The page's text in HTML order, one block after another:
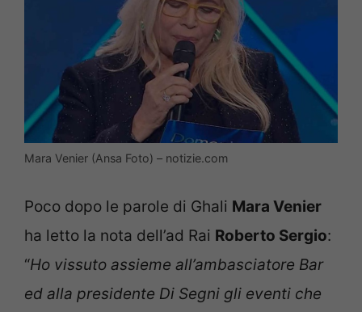
Mara Venier (Ansa Foto) – notizie.com
Poco dopo le parole di Ghali Mara Venier
ha letto la nota dell’ad Rai Roberto Sergio:
“Ho vissuto assieme all’ambasciatore Bar
ed alla presidente Di Segni gli eventi che